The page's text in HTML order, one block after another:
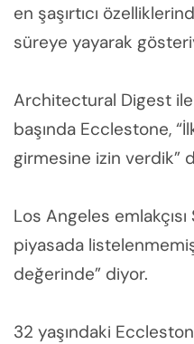
en şaşırtıcı
süreye yayarak
Architectural Digest
başında Ecclestone,
girmesine izin verdik”
Los Angeles
piyasada
değerinde” diyor.
32 yaşındaki